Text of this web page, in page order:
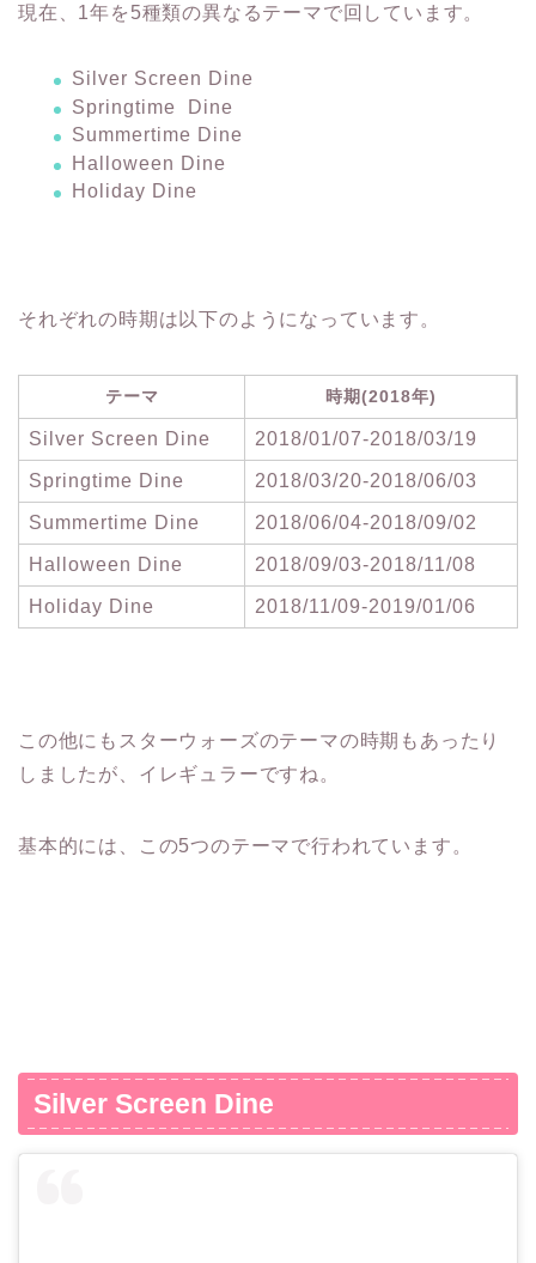
現在、1年を5種類の異なるテーマで回しています。
Silver Screen Dine
Springtime Dine
Summertime Dine
Halloween Dine
Holiday Dine
それぞれの時期は以下のようになっています。
テーマ 時期(2018年)
Silver Screen Dine 2018/01/07-2018/03/19
Springtime Dine 2018/03/20-2018/06/03
Summertime Dine 2018/06/04-2018/09/02
Halloween Dine 2018/09/03-2018/11/08
Holiday Dine 2018/11/09-2019/01/06
この他にもスターウォーズのテーマの時期もあったり
しましたが、イレギュラーですね。
基本的には、この5つのテーマで行われています。
Silver Screen Dine